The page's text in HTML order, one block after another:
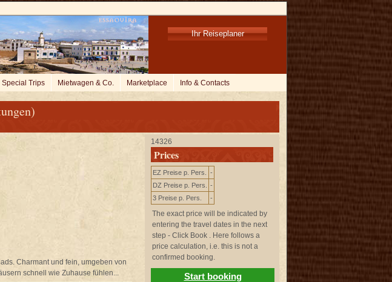
Ihr Reiseplaner
Special Trips Mietwagen & Co. Marketplace Info & Contacts
Charmant und fein, umgeben von
schnell wie Zuhause fühlen...
14326
Prices
EZ Preise p. Pers.
-
DZ Preise p. Pers.
-
3 Preise p. Pers.
-
The exact price will be indicated by
entering the travel dates in the next
step - Click Book . Here follows a
price calculation, i.e. this is not a
confirmed booking.
Start booking